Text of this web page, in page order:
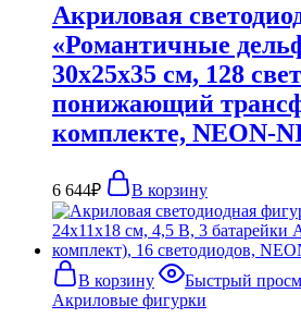
Акриловая
«Романтичные
30х25х35 см, 128
понижающий
комплекте, NEON-
6 644₽ В корзину
В корзину Быстрый
Акриловые фигурки